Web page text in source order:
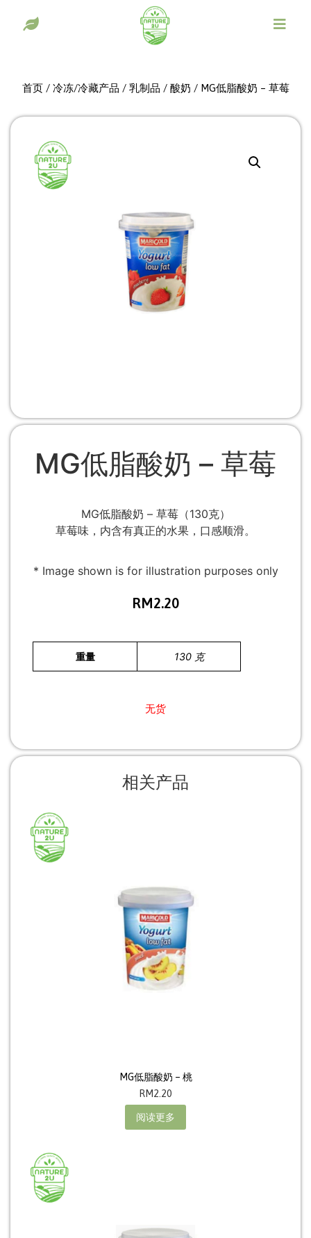
首页/ 冷冻/冷藏产品 / 乳制品 / 酸奶 / MG低脂酸奶 – 草莓
MG低脂酸奶 – 草莓
MG低脂酸奶 – 草莓（130克）
草莓味，内含有真正的水果，口感顺滑。
* Image shown is for illustration purposes only
RM2.20
重量 130 克
无货
相关产品
MG低脂酸奶 – 桃
RM2.20
阅读更多